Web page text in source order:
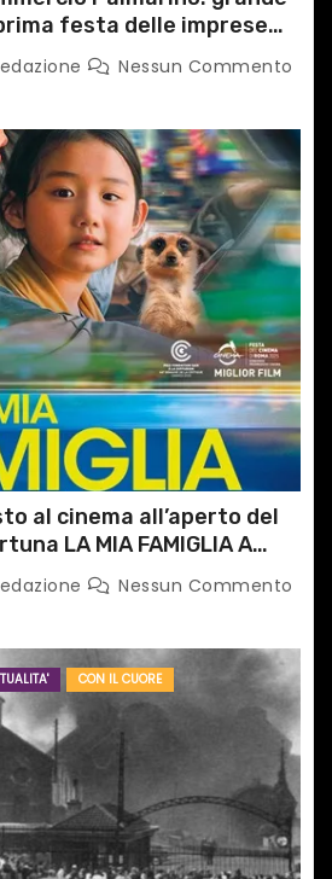
festa delle imprese
Nessun Commento
al cinema all’aperto del
LA MIA FAMIGLIA A
Nessun Commento
CON IL CUORE